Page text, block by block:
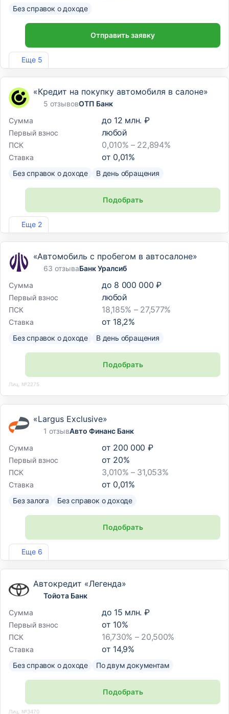
Еще 5
Без справок о доходе
Отправить заявку
Лиц. №963
Еще 2
«Кредит на покупку автомобиля в салоне»
5 отзывовОТП Банк
Сумма
до 12 млн. ₽
Первый взнос любой
ПСК 0,010% – 22,894%
Ставка от 0,01%
Без справок о доходе В день обращения
Подобрать
Лиц. №2766
«Автомобиль с пробегом в автосалоне»
63 отзываБанк Уралсиб
Сумма
до 8 000 000 ₽
Первый взнос любой
ПСК 18,185% – 27,577%
Ставка от 18,2%
Без справок о доходе В день обращения
Подобрать
Лиц. №2275
Еще 6
«Largus Exclusive»
1 отзывАвто Финанс Банк
Сумма
от 200 000 ₽
Первый взнос от 20%
ПСК 3,010% – 31,053%
Ставка от 0,01%
Без залога Без справок о доходе
Подобрать
Лиц. №170
Автокредит «Легенда»
Тойота Банк
Сумма
до 15 млн. ₽
Первый взнос от 10%
ПСК 16,730% – 20,500%
Ставка от 14,9%
Без справок о доходе По двум документам
Подобрать
Лиц. №3470